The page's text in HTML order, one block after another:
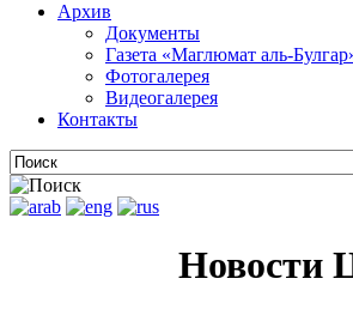
Архив
Документы
Газета «Маглюмат аль-
Фотогалерея
Видеогалерея
Контакты
Новости